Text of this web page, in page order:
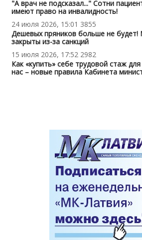
"А врач не подсказал..." Сотни
имеют право на инвалидность!
24 июля 2026, 15:01 3855
Дешевых пряников больше не будет!
закрыты из-за санкций
15 июля 2026, 17:52 2982
Как «купить» себе трудовой стаж
нас – новые правила Кабинета